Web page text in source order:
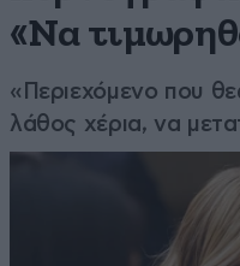
«Να
«Περιεχόμενο που
λάθος χέρια, να